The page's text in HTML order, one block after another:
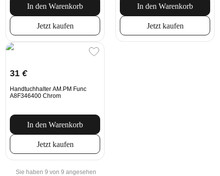
In den Warenkorb
Jetzt kaufen
In den Warenkorb
Jetzt kaufen
31 €
Handtuchhalter AM.PM Func
A8F346400 Chrom
In den Warenkorb
Jetzt kaufen
Sie haben 9 von 9 angesehen